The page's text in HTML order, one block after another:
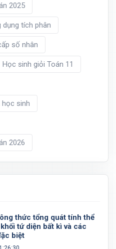
2025
dụng tích phân
số nhân
Học sinh giỏi Toán 11
học sinh
2026
thức tổng quát tính thể
tứ diện bất kì và các
biệt